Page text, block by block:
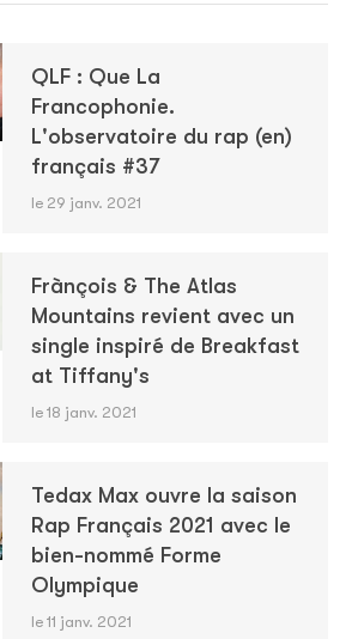
QLF : Que La
Francophonie.
L'observatoire du rap (en)
français #37
le 29 janv. 2021
Frànçois & The Atlas
Mountains revient avec un
single inspiré de Breakfast
at Tiffany's
le 18 janv. 2021
Tedax Max ouvre la saison
Rap Français 2021 avec le
bien-nommé Forme
Olympique
le 11 janv. 2021